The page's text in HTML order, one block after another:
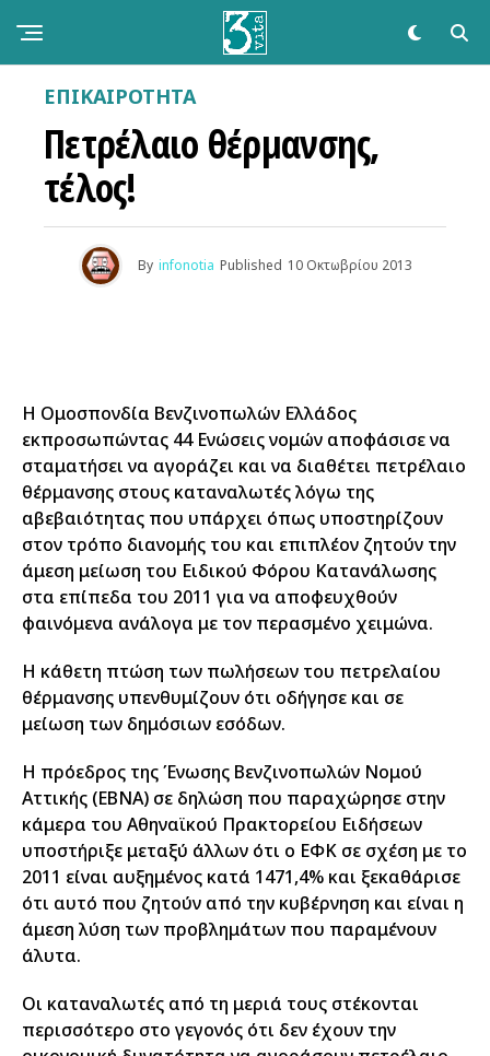
ΕΠΙΚΑΙΡΌΤΗΤΑ
Πετρέλαιο θέρμανσης,
τέλος!
By infonotia Published 10 Οκτωβρίου 2013
Η Ομοσπονδία Βενζινοπωλών Ελλάδος
εκπροσωπώντας 44 Ενώσεις νομών αποφάσισε να
σταματήσει να αγοράζει και να διαθέτει πετρέλαιο
θέρμανσης στους καταναλωτές λόγω της
αβεβαιότητας που υπάρχει όπως υποστηρίζουν
στον τρόπο διανομής του και επιπλέον ζητούν την
άμεση μείωση του Ειδικού Φόρου Κατανάλωσης
στα επίπεδα του 2011 για να αποφευχθούν
φαινόμενα ανάλογα με τον περασμένο χειμώνα.
Η κάθετη πτώση των πωλήσεων του πετρελαίου
θέρμανσης υπενθυμίζουν ότι οδήγησε και σε
μείωση των δημόσιων εσόδων.
Η πρόεδρος της Ένωσης Βενζινοπωλών Νομού
Αττικής (ΕΒΝΑ) σε δηλώση που παραχώρησε στην
κάμερα του Αθηναϊκού Πρακτορείου Ειδήσεων
υποστήριξε μεταξύ άλλων ότι ο ΕΦΚ σε σχέση με το
2011 είναι αυξημένος κατά 1471,4% και ξεκαθάρισε
ότι αυτό που ζητούν από την κυβέρνηση και είναι η
άμεση λύση των προβλημάτων που παραμένουν
άλυτα.
Οι καταναλωτές από τη μεριά τους στέκονται
περισσότερο στο γεγονός ότι δεν έχουν την